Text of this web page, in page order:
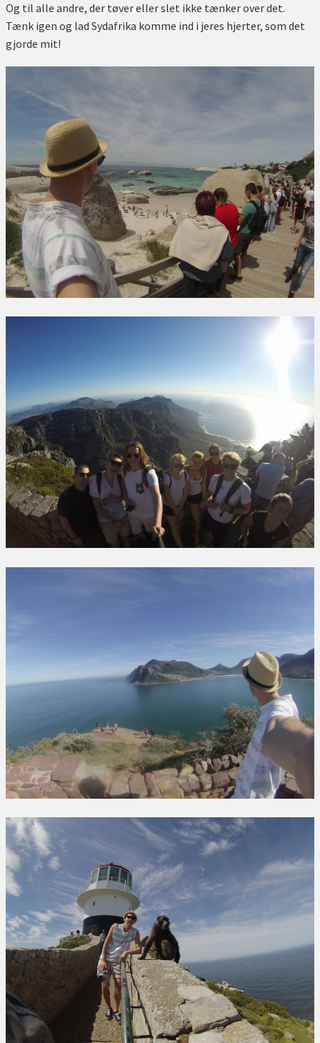
Og til alle andre, der tøver eller slet ikke tænker over det.
Tænk igen og lad Sydafrika komme ind i jeres hjerter, som det
gjorde mit!